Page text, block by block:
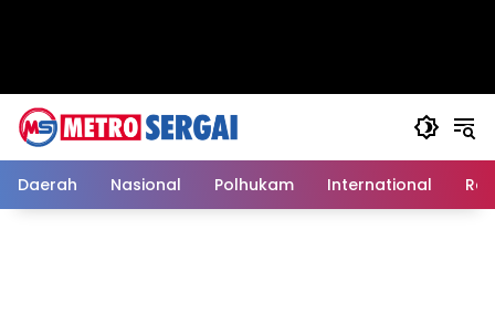
Daerah Nasional Polhukam International